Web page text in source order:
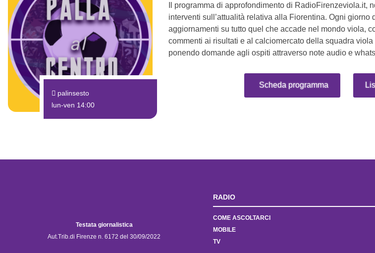
palinsesto
lun-ven 14:00
Il programma di approfondimento di RadioFirenzeviola.it,
interventi sull’attualità relativa alla Fiorentina. Ogni giorno
aggiornamenti su tutto quel che accade nel mondo viola,
commenti ai risultati e al calciomercato della squadra
ponendo domande agli ospiti attraverso note audio e
Scheda programma
Testata giornalistica
Aut.Trib.di Firenze n. 6172 del 30/09/2022
RADIO
COME ASCOLTARCI
MOBILE
TV